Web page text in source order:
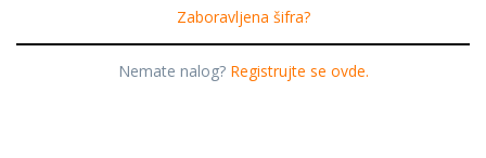
Zaboravljena šifra?
Nemate nalog? Registrujte se ovde.